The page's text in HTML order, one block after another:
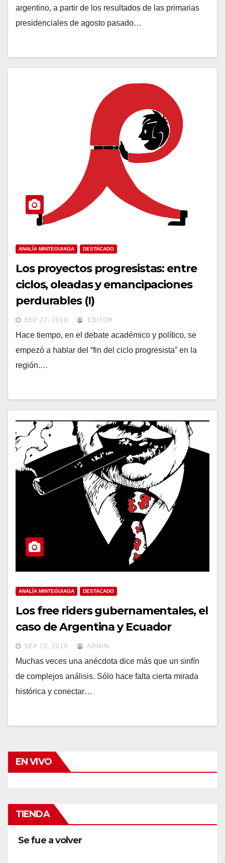
argentino, a partir de los resultados de las primarias
presidenciales de agosto pasado…
ANALÍA MINTEGUIAGA DESTACADO
Los proyectos progresistas: entre
ciclos, oleadas y emancipaciones
perdurables (I)
SEP 27, 2019 EDITOR
Hace tiempo, en el debate académico y político, se
empezó a hablar del “fin del ciclo progresista” en la
región.…
ANALÍA MINTEGUIAGA DESTACADO
Los free riders gubernamentales, el
caso de Argentina y Ecuador
SEP 20, 2019 ADMIN
Muchas veces una anécdota dice más que un sinfín
de complejos análisis. Sólo hace falta cierta mirada
histórica y conectar…
EN VIVO
TIENDA
Se fue a volver